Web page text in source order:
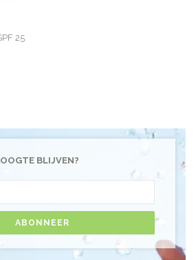
25
BLIJVEN?
ABONNEER